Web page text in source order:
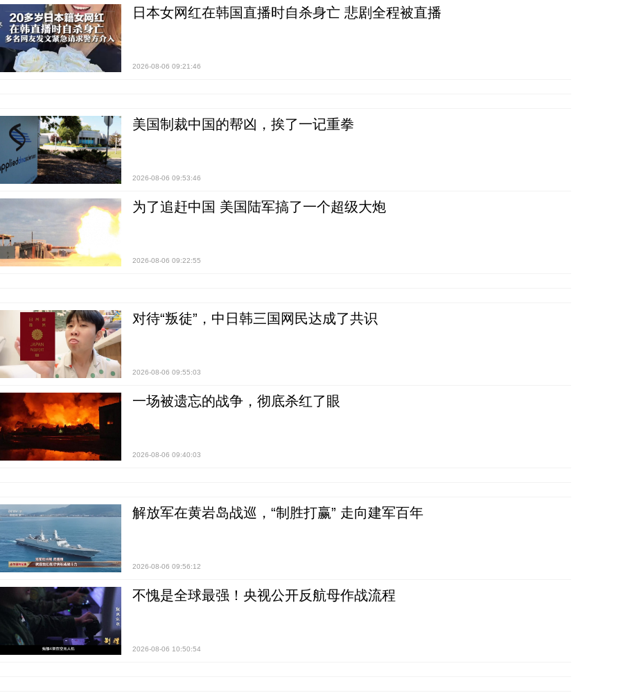
日本女网红在韩国直播时自杀身亡 悲剧全程被直播
2026-08-06 09:21:46
美国制裁中国的帮凶，挨了一记重拳
2026-08-06 09:53:46
为了追赶中国 美国陆军搞了一个超级大炮
2026-08-06 09:22:55
对待“叛徒”，中日韩三国网民达成了共识
2026-08-06 09:55:03
一场被遗忘的战争，彻底杀红了眼
2026-08-06 09:40:03
解放军在黄岩岛战巡，“制胜打赢” 走向建军百年
2026-08-06 09:56:12
不愧是全球最强！央视公开反航母作战流程
2026-08-06 10:50:54